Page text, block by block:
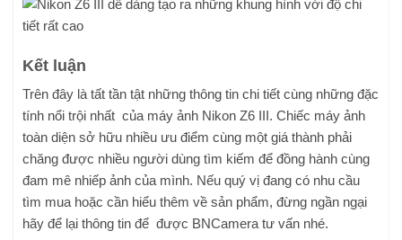
Kết luận
Trên đây là tất tần tật những thông tin chi tiết cùng những đặc
tính nổi trội nhất của máy ảnh Nikon Z6 III. Chiếc máy ảnh
toàn diện sở hữu nhiều ưu điểm cùng một giá thành phải
chăng được nhiều người dùng tìm kiếm để đồng hành cùng
đam mê nhiếp ảnh của mình. Nếu quý vị đang có nhu cầu
tìm mua hoặc cần hiểu thêm về sản phẩm, đừng ngần ngại
hãy để lại thông tin để được BNCamera tư vấn nhé.